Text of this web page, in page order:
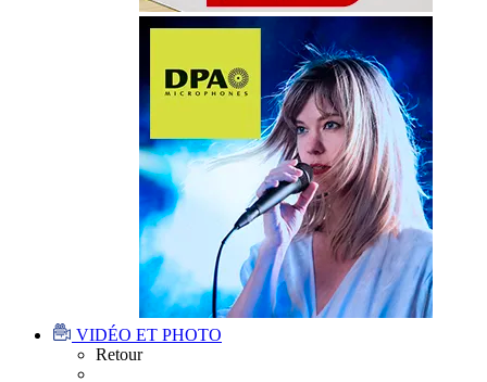
VIDÉO ET PHOTO
Retour